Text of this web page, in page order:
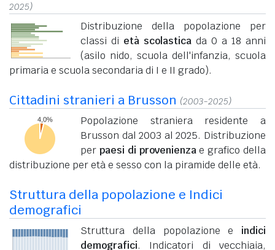
2025)
Distribuzione della popolazione per
classi di età scolastica da 0 a 18 anni
(asilo nido, scuola dell'infanzia, scuola
primaria e scuola secondaria di I e II grado).
Cittadini stranieri a Brusson (2003-2025)
Popolazione straniera residente a
Brusson dal 2003 al 2025. Distribuzione
per paesi di provenienzae grafico della
distribuzione per età e sesso con la piramide delle età.
Struttura della popolazione e Indici
demografici
Struttura della popolazione e indici
demografici. Indicatori di vecchiaia,